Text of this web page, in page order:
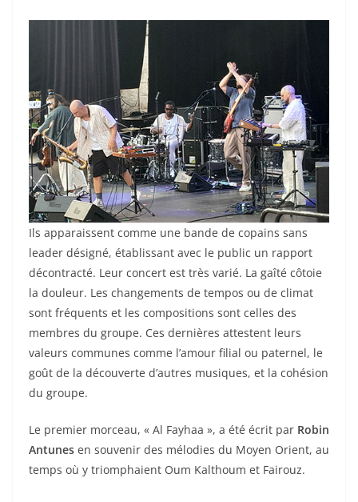
Ils apparaissent comme une bande de copains sans
leader désigné, établissant avec le public un rapport
décontracté. Leur concert est très varié. La gaîté côtoie
la douleur. Les changements de tempos ou de climat
sont fréquents et les compositions sont celles des
membres du groupe. Ces dernières attestent leurs
valeurs communes comme l’amour filial ou paternel, le
goût de la découverte d’autres musiques, et la cohésion
du groupe.
Le premier morceau, « Al Fayhaa », a été écrit par Robin
Antunes en souvenir des mélodies du Moyen Orient, au
temps où y triomphaient Oum Kalthoum et Fairouz.